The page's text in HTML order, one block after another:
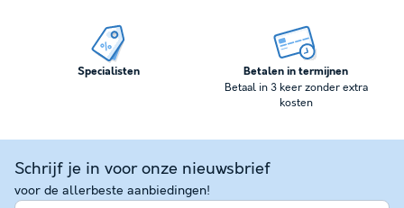
Specialisten Betalen in termijnen
Betaal in 3 keer zonder extra
kosten
Schrijf je in voor onze nieuwsbrief
voor de allerbeste aanbiedingen!